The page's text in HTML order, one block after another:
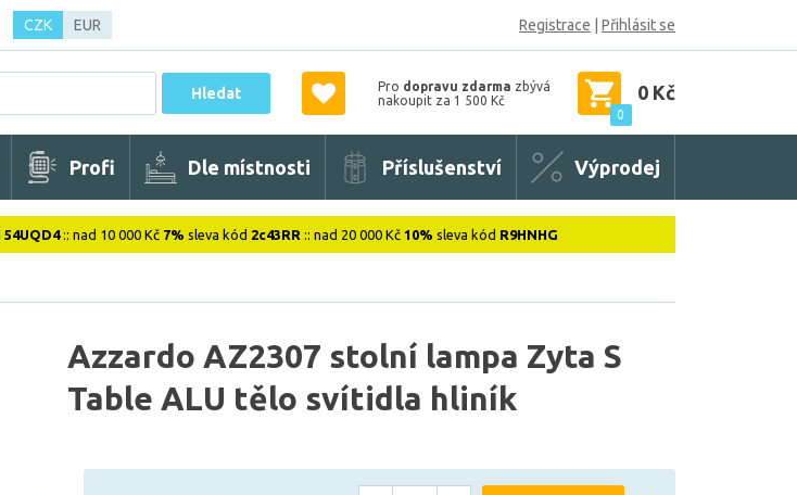
CZK EUR Registrace Přihlásit se
Hledat Pro dopravu zdarma zbývá
nakoupit za 1 500 Kč
0
0 Kč
Profi Dle místnosti Příslušenství Výprodej
54UQD4:: nad 10 000 Kč 7% sleva kód 2c43RR :: nad 20 000 Kč 10% sleva kód R9HNHG
Azzardo AZ2307 stolní lampa Zyta S
Table ALU tělo svítidla hliník